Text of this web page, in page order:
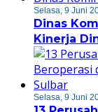
Selasa, 9 Juni
Dinas
Kinerja
Selasa, 9 Juni